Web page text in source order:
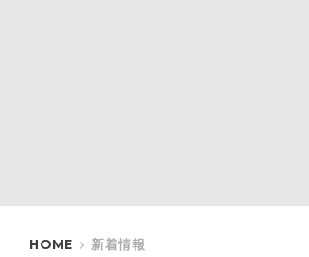
HOME 新着情報